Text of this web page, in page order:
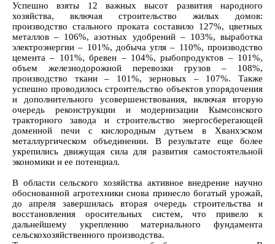
Успешно взяты 12 важных высот развития народного
хозяйства, включая строительство жилых домов:
производство стального проката составило 127%, цветных
металлов – 106%, азотных удобрений – 103%, выработка
электроэнергии – 101%, добыча угля – 110%, производство
цемента – 101%, бревен – 104%, рыбопродуктов – 101%,
объем железнодорожной перевозки грузов – 108%,
производство ткани – 101%, зерновых – 107%. Также
успешно проводилось строительство объектов упорядочения
и дополнительного усовершенствования, включая вторую
очередь реконструкции и модернизации Кымсонского
тракторного завода и строительство энергосберегающей
доменной печи с кислородным дутьем в Хванхэском
металлургическом объединении. В результате еще более
укрепились движущая сила для развития самостоятельной
экономики и ее потенциал.
В области сельского хозяйства активное внедрение научно
обоснованной агротехники снова принесло богатый урожай,
до апреля завершилась вторая очередь строительства и
восстановления оросительных систем, что привело к
дальнейшему укреплению материального фундамента
сельскохозяйственного производства.